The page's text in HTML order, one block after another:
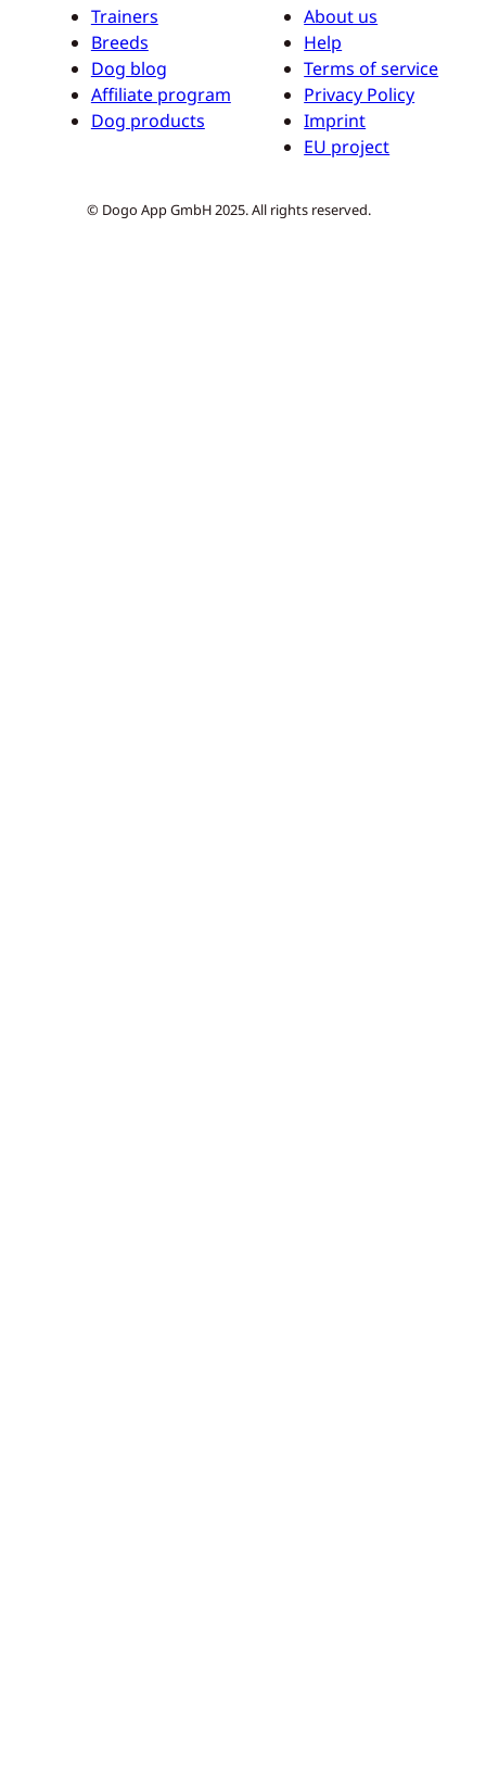
Trainers
Breeds
Dog blog
Affiliate program
Dog products
About us
Help
Terms of service
Privacy Policy
Imprint
EU project
© Dogo App GmbH 2025. All rights reserved.